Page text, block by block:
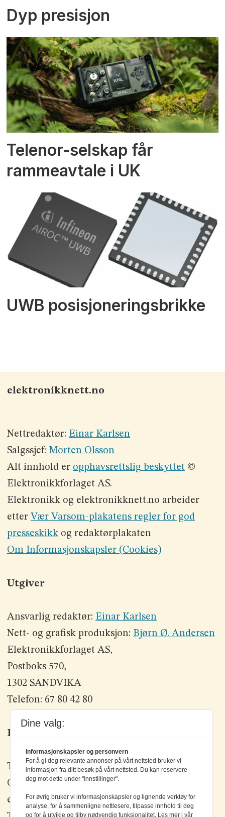
Dyp presisjon
Telenor-selskap får
rammeavtale i UK
UWB posisjoneringsbrikke
elektronikknett.no
Nettredaktør: Einar Karlsen
Salgssjef: Morten Olsson
Alt innhold er opphavsrettslig beskyttet©
Elektronikkforlaget AS.
Elektronikk og elektronikknett.no arbeider
etter Vær Varsom-plakatens regler for god
presseskikkog redaktørplakaten
Om Informasjonskapsler (Cookies)
Utgiver
Ansvarlig redaktør: Einar Karlsen
Nett- og grafisk produksjon: Bjørn Ø. Andersen
Elektronikkforlaget AS,
Postboks 570,
1302 SANDVIKA
Telefon: 67 80 42 80
Kontakt oss
Tlf: +47 67 80 42 80
Olav Brunborgs vei 6, 1396 Billingstad
epost: elektronikk@elektronikkforlaget.no
Dine valg:
Informasjonskapsler og personvern
For å gi deg relevante annonser på vårt nettsted bruker vi
informasjon fra ditt besøk på vårt nettsted. Du kan reservere
deg mot dette under "Innstillinger".
For øvrig bruker vi informasjonskapsler og lignende verktøy for
analyse, for å sammenligne nettlesere, tilpasse innhold til deg
og for å utvikle og tilby nødvendig funksjonalitet. Les mer i vår